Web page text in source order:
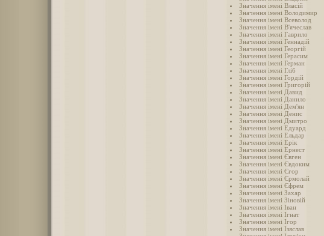
Значення імені Власій
Значення імені Володимир
Значення імені Всеволод
Значення імені В'ячеслав
Значення імені Гаврило
Значення імені Геннадій
Значення імені Георгій
Значення імені Герасим
Значення імені Герман
Значення імені Гліб
Значення імені Гордій
Значення імені Григорій
Значення імені Давид
Значення імені Данило
Значення імені Дем'ян
Значення імені Денис
Значення імені Дмитро
Значення імені Едуард
Значення імені Ельдар
Значення імені Ерік
Значення імені Ернест
Значення імені Євген
Значення імені Євдоким
Значення імені Єгор
Значення імені Єрмолай
Значення імені Єфрем
Значення імені Захар
Значення імені Зіновій
Значення імені Іван
Значення імені Ігнат
Значення імені Ігор
Значення імені Ізяслав